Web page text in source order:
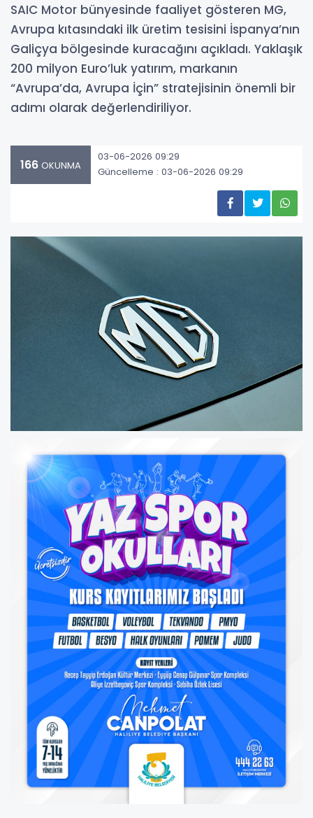
SAIC Motor bünyesinde faaliyet gösteren MG,
Avrupa kıtasındaki ilk üretim tesisini İspanya’nın
Galiçya bölgesinde kuracağını açıkladı. Yaklaşık
200 milyon Euro’luk yatırım, markanın
“Avrupa’da, Avrupa İçin” stratejisinin önemli bir
adımı olarak değerlendiriliyor.
166 OKUNMA
03-06-2026 09:29
Güncelleme : 03-06-2026 09:29